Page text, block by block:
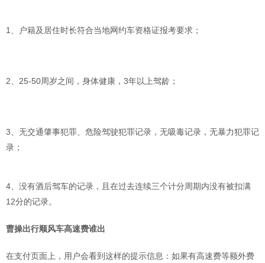
1、户籍及居住时长符合当地网约车资格证报考要求；
2、25-50周岁之间，身体健康，3年以上驾龄；
3、无交通肇事犯罪、危险驾驶犯罪记录，无吸毒记录，无暴力犯罪记
录；
4、没有酒后驾车的记录，且在过去连续三个计分周期内没有被扣满
12分的记录。
曹操出行顺风车高速费谁出
在支付页面上，用户会看到这样的提示信息：如果有高速费等额外费